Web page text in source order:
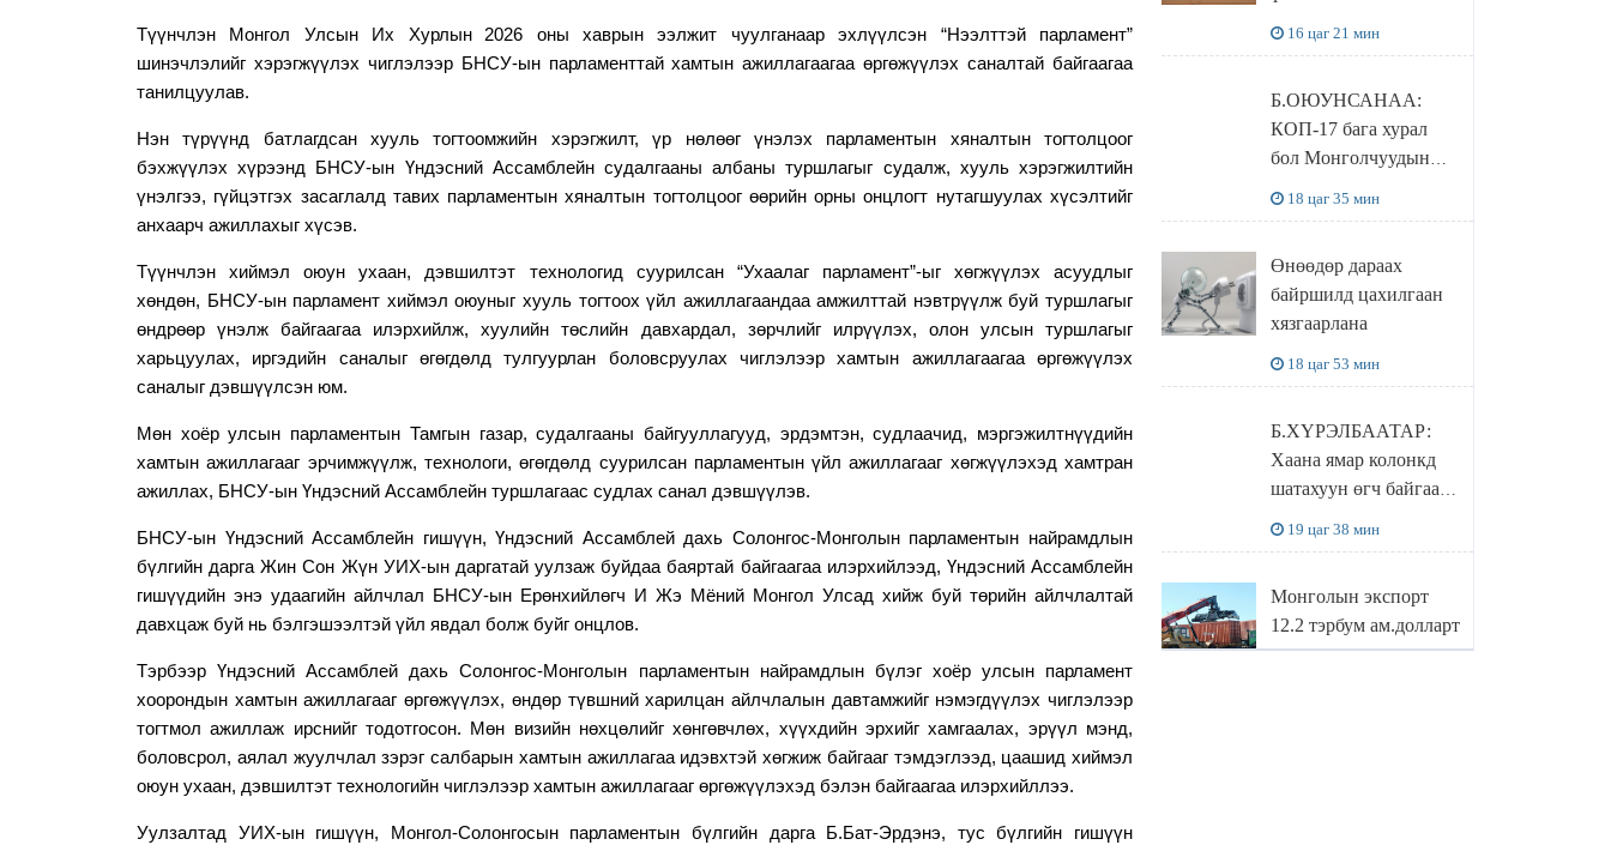
Түүнчлэн Монгол Улсын Их Хурлын 2026 оны хаврын ээлжит чуулганаар эхлүүлсэн “Нээлттэй парламент”
шинэчлэлийг хэрэгжүүлэх чиглэлээр БНСУ-ын парламенттай хамтын ажиллагаагаа өргөжүүлэх саналтай байгаагаа
танилцуулав.
Нэн түрүүнд батлагдсан хууль тогтоомжийн хэрэгжилт, үр нөлөөг үнэлэх парламентын хяналтын тогтолцоог
бэхжүүлэххүрээнд БНСУ-ын Үндэсний Ассамблейнсудалгааны албаны туршлагыг судалж, хууль хэрэгжилтийн
үнэлгээ, гүйцэтгэх засаглалд тавих парламентын хяналтын тогтолцоог өөрийн орны онцлогт нутагшуулах хүсэлтийг
анхаарч ажиллахыг хүсэв.
Түүнчлэн хиймэл оюун ухаан, дэвшилтэт технологид суурилсан “Ухаалаг парламент”-ыг хөгжүүлэх асуудлыг
хөндөн, БНСУ-ын парламент хиймэл оюуныг хууль тогтоох үйл ажиллагаандаа амжилттай нэвтрүүлж буй туршлагыг
өндрөөр үнэлж байгаагаа илэрхийлж, хуулийн төслийн давхардал, зөрчлийг илрүүлэх, олон улсын туршлагыг
харьцуулах, иргэдийн саналыг өгөгдөлд тулгуурлан боловсруулах чиглэлээр хамтын ажиллагаагааөргөжүүлэх
саналыг дэвшүүлсэн юм.
Мөн хоёр улсын парламентын Тамгын газар, судалгааны байгууллагууд, эрдэмтэн, судлаачид, мэргэжилтнүүдийн
хамтын ажиллагааг эрчимжүүлж, технологи, өгөгдөлд суурилсан парламентын үйл ажиллагааг хөгжүүлэхэд хамтран
ажиллах, БНСУ-ын Үндэсний Ассамблейн туршлагаас судлах санал дэвшүүлэв.
БНСУ-ын Үндэсний Ассамблейн гишүүн, Үндэсний Ассамблей дахь Солонгос-Монголын парламентын найрамдлын
бүлгийн дарга Жин Сон Жүн УИХ-ын даргатайуулзаж буйдаа баяртай байгаагаа илэрхийлээд, Үндэсний Ассамблейн
гишүүдийн энэ удаагийн айлчлал
БНСУ-ын Ерөнхийлөгч И Жэ Мёний Монгол Улсад хийж буй төрийн айлчлалтай
давхцаж буй нь бэлгэшээлтэй үйл явдал болж буйг онцлов.
Тэрбээр Үндэсний Ассамблей дахь Солонгос-Монголын парламентын найрамдлын бүлэг хоёр улсын парламент
хоорондын хамтын ажиллагааг өргөжүүлэх, өндөр түвшний харилцан айлчлалын давтамжийг нэмэгдүүлэх чиглэлээр
тогтмол ажиллаж ирснийг тодотгосон. Мөн визийн нөхцөлийг хөнгөвчлөх, хүүхдийн эрхийг хамгаалах, эрүүл мэнд,
боловсрол, аялал жуулчлал зэрэг салбарын хамтын ажиллагаа идэвхтэй хөгжиж байгааг тэмдэглээд, цаашид хиймэл
оюун ухаан, дэвшилтэт технологийн чиглэлээр хамтын ажиллагааг өргөжүүлэхэд бэлэн байгаагаа илэрхийллээ.
Уулзалтад УИХ-ын гишүүн, Монгол-Солонгосын парламентын бүлгийн дарга Б.Бат-Эрдэнэ, тус бүлгийн гишүүн
нөхцөл бүрдэнэ
16 цаг 21 мин
Б.ОЮУНСАНАА:
КОП-17 бага хурал
бол Монголчуудын
ДЭЛХИЙД
СУРТАЛЧИЛАХ гол
бодлого
18 цаг 35 мин
Өнөөдөр дараах
байршилд цахилгаан
хязгаарлана
18 цаг 53 мин
Б.ХҮРЭЛБААТАР:
Хаана ямар колонкд
шатахуун өгч байгаа,
боломжтой
19 цаг 38 мин
Монголын экспорт
12.2 тэрбум ам.долларт
хүрэв